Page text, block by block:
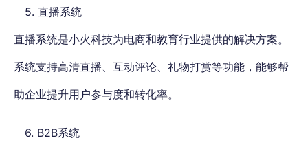
5. 直播系统
直播系统是小火科技为电商和教育行业提供的解决方案。
系统支持高清直播、互动评论、礼物打赏等功能，能够帮
助企业提升用户参与度和转化率。
6. B2B系统